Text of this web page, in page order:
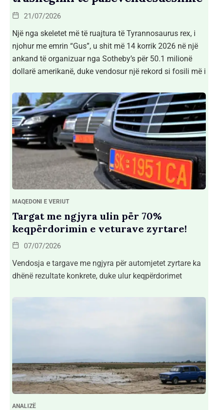
Një nga skeletet më të ruajtura të Tyrannosaurus rex, i
njohur me emrin “Gus”, u shit më 14 korrik 2026 në një
ankand të organizuar nga Sotheby’s për 50.1 milionë
dollarë amerikanë, duke vendosur një rekord si fosili më i
21/07/2026
MAQEDONI E VERIUT
Targat me ngjyra ulin për 70%
keqpërdorimin e veturave zyrtare!
Vendosja e targave me ngjyra për automjetet zyrtare ka
dhënë rezultate konkrete, duke ulur keqpërdorimet
07/07/2026
ANALIZË